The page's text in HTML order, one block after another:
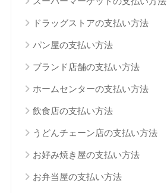
ドラッグストアの支払い方法
パン屋の支払い方法
ブランド店舗の支払い方法
ホームセンターの支払い方法
飲食店の支払い方法
うどんチェーン店の支払い方法
お好み焼き屋の支払い方法
お弁当屋の支払い方法